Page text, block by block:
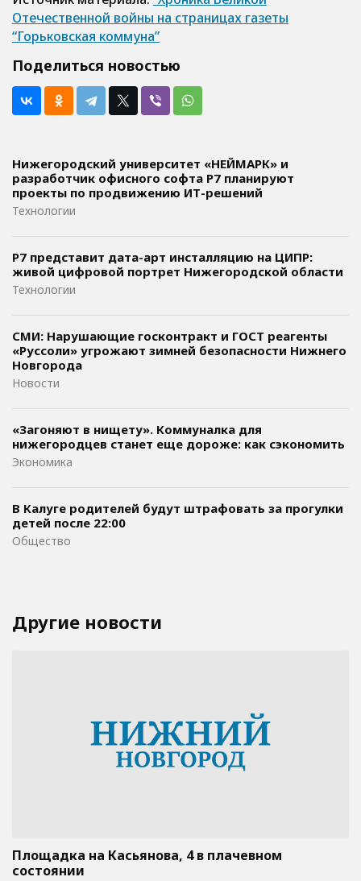
Отечественной войны на страницах газеты
“Горьковская коммуна”
Поделиться новостью
Нижегородский университет «НЕЙМАРК» и
разработчик офисного софта P7 планируют
проекты по продвижению ИТ-решений
Технологии
Р7 представит дата-арт инсталляцию на ЦИПР:
живой цифровой портрет Нижегородской области
Технологии
СМИ: Нарушающие госконтракт и ГОСТ реагенты
«Руссоли» угрожают зимней безопасности Нижнего
Новгорода
Новости
«Загоняют в нищету». Коммуналка для
нижегородцев станет еще дороже: как сэкономить
Экономика
В Калуге родителей будут штрафовать за прогулки
детей после 22:00
Общество
Другие новости
Площадка на Касьянова, 4 в плачевном
состоянии